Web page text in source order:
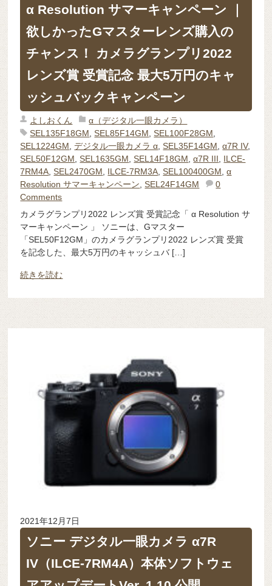
α Resolution サマーキャンペーン ｜
欲しかったGマスターレンズ購入の
チャンス！ カメラグランプリ2022
レンズ賞 受賞記念 最大5万円のキャ
ッシュバックキャンペーン
よしおくん
α（デジタル一眼カメラ）
SEL135F18GM ,SEL85F14GM ,SEL100F28GM
SEL1224GM ,デジタル一眼カメラ α ,SEL35F14GM ,α7R IV,
SEL50F12GM ,SEL1635GM ,SEL14F18GM ,α7R III
ILCE-
7RM4A ,SEL2470GM ILCE-7RM3A ,SEL100400GM ,α
Resolution サマーキャンペーン ,SEL24F14GM
0
Comments
カメラグランプリ2022 レンズ賞 受賞記念「 α Resolution サ
マーキャンペーン 」 ソニーは、Gマスター
「SEL50F12GM」のカメラグランプリ2022 レンズ賞 受賞
を記念した、最大5万円のキャッシュバ […]
続きを読む
2021年12月7日
ソニー デジタル一眼カメラ α7R
IV（ILCE-7RM4A）本体ソフトウェ